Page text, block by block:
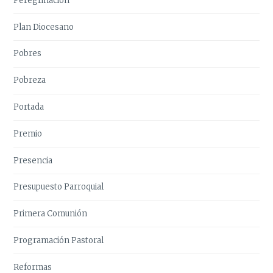
Plan Diocesano
Pobres
Pobreza
Portada
Premio
Presencia
Presupuesto Parroquial
Primera Comunión
Programación Pastoral
Reformas